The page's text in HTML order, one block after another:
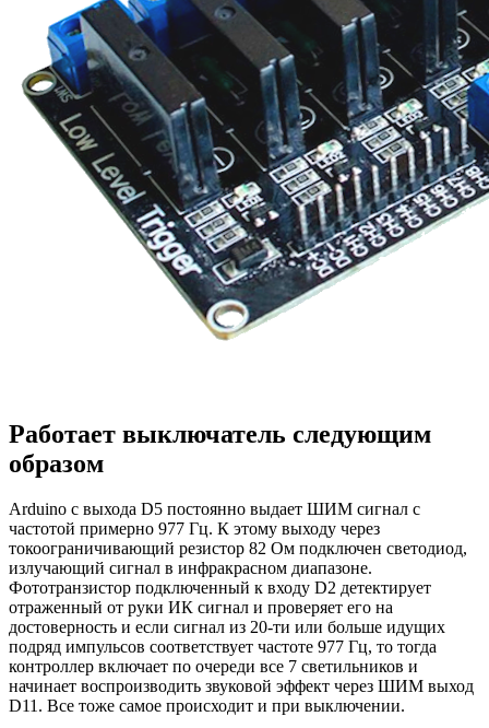
Работает выключатель следующим
образом
Arduino с выхода D5 постоянно выдает ШИМ сигнал с
частотой примерно 977 Гц. К этому выходу через
токоограничивающий резистор 82 Ом подключен светодиод,
излучающий сигнал в инфракрасном диапазоне.
Фототранзистор подключенный к входу D2 детектирует
отраженный от руки ИК сигнал и проверяет его на
достоверность и если сигнал из 20-ти или больше идущих
подряд импульсов соответствует частоте 977 Гц, то тогда
контроллер включает по очереди все 7 светильников и
начинает воспроизводить звуковой эффект через ШИМ выход
D11. Все тоже самое происходит и при выключении.